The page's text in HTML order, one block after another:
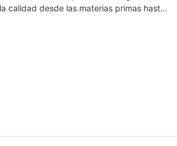
la calidad desde las materias primas hasta